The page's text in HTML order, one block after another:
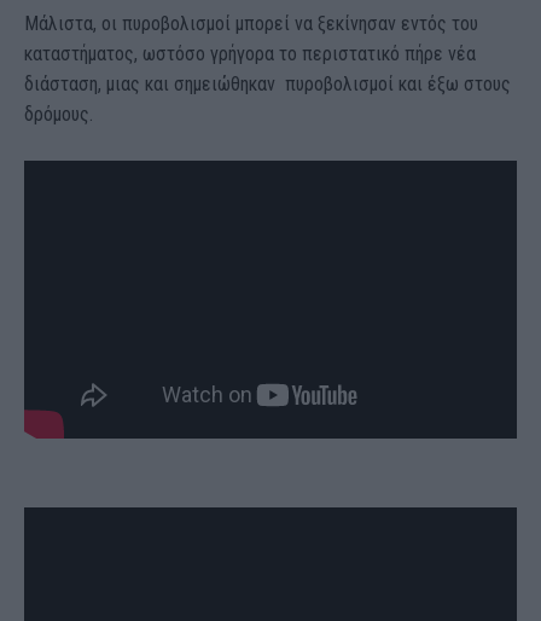
Μάλιστα, οι πυροβολισμοί μπορεί να ξεκίνησαν εντός του
καταστήματος, ωστόσο γρήγορα το περιστατικό πήρε νέα
διάσταση, μιας και σημειώθηκαν πυροβολισμοί και έξω στους
δρόμους.